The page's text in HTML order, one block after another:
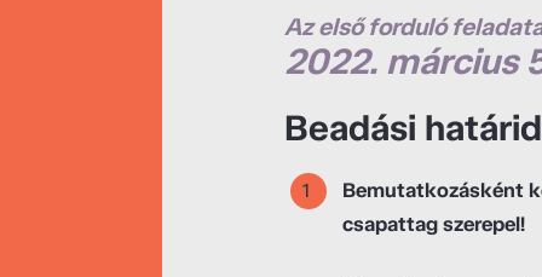
Az első forduló
2022. március
Beadási
Bemutatkozásként
csapattag szerepel!